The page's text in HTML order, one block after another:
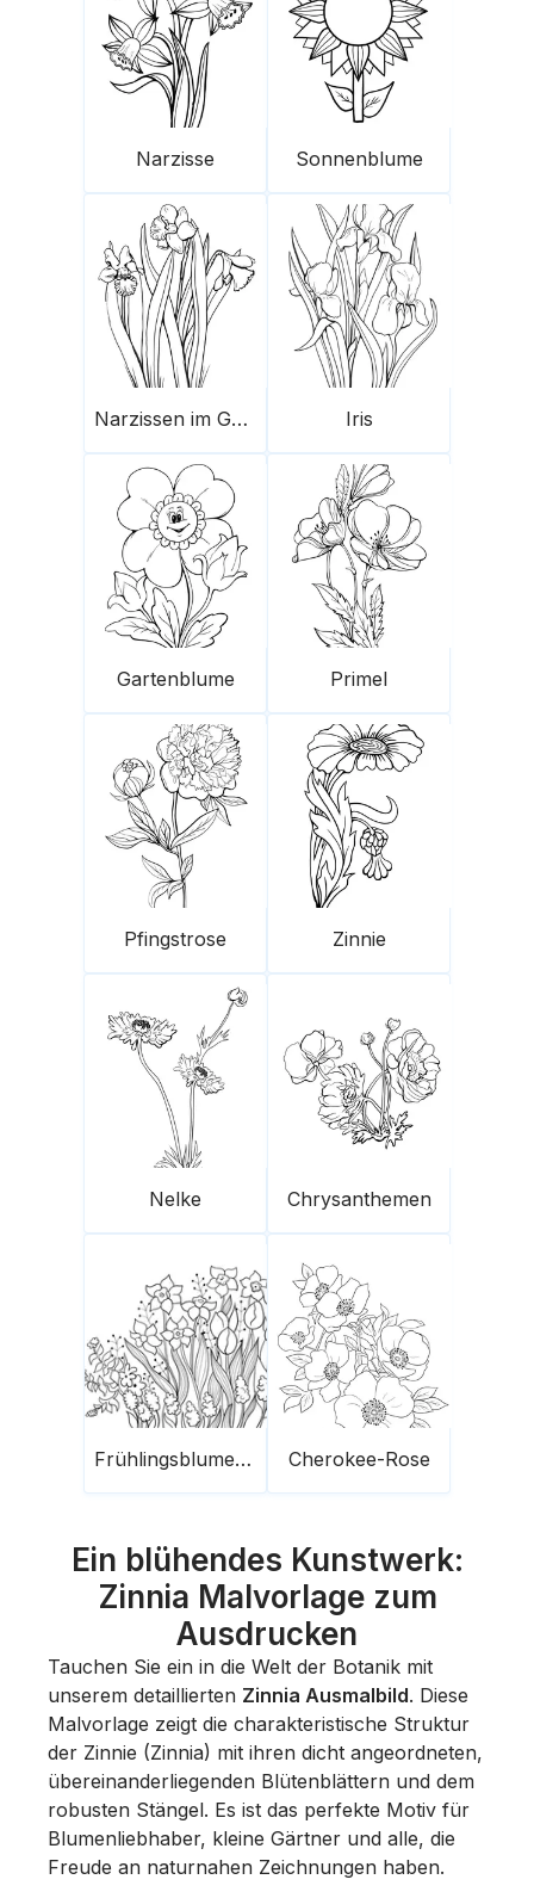
Narzisse Sonnenblume
Narzissen im Garten Iris
Gartenblume Primel
Pfingstrose Zinnie
Nelke Chrysanthemen
Frühlingsblumen im Garten Cherokee-Rose
Ein blühendes Kunstwerk:
Zinnia Malvorlage zum
Ausdrucken
Tauchen Sie ein in die Welt der Botanik mit
unserem detaillierten Zinnia Ausmalbild. Diese
Malvorlage zeigt die charakteristische Struktur
der Zinnie (Zinnia) mit ihren dicht angeordneten,
übereinanderliegenden Blütenblättern und dem
robusten Stängel. Es ist das perfekte Motiv für
Blumenliebhaber, kleine Gärtner und alle, die
Freude an naturnahen Zeichnungen haben.